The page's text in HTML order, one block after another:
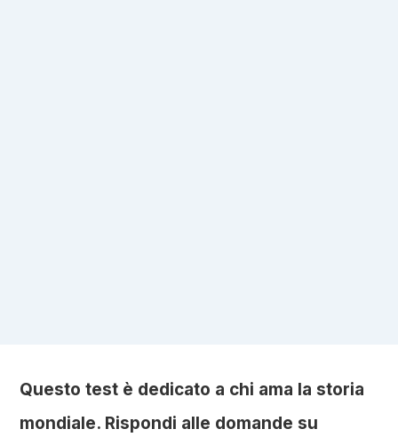
Questo test è dedicato a chi ama la storia
mondiale. Rispondi alle domande su